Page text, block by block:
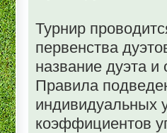
Турнир
первенства
название дуэта
Правила
индивидуальных
коэффициентов